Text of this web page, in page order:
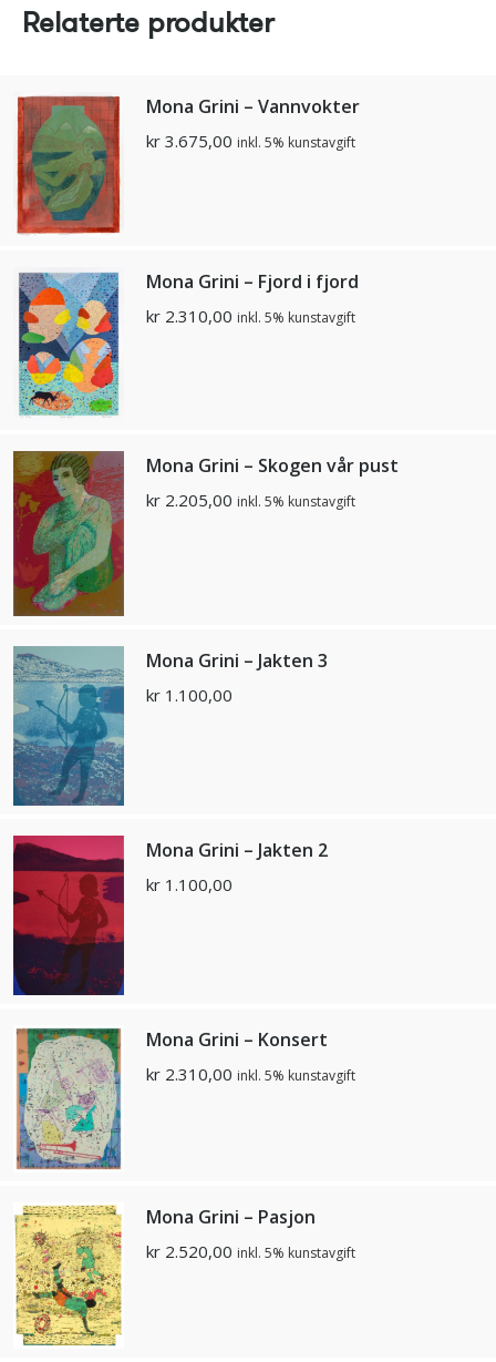
Relaterte produkter
Mona Grini – Vannvokter
kr 3.675,00 inkl. 5% kunstavgift
Mona Grini – Fjord i fjord
kr 2.310,00 inkl. 5% kunstavgift
Mona Grini – Skogen vår pust
kr 2.205,00 inkl. 5% kunstavgift
Mona Grini – Jakten 3
kr 1.100,00
Mona Grini – Jakten 2
kr 1.100,00
Mona Grini – Konsert
kr 2.310,00 inkl. 5% kunstavgift
Mona Grini – Pasjon
kr 2.520,00 inkl. 5% kunstavgift